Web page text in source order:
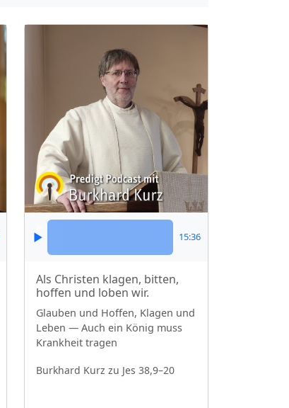
15:36
Als Christen klagen, bitten,
hoffen und loben wir.
Glauben und Hoffen, Klagen und
Leben — Auch ein König muss
Krankheit tragen
Burkhard Kurz zu Jes 38,9–20